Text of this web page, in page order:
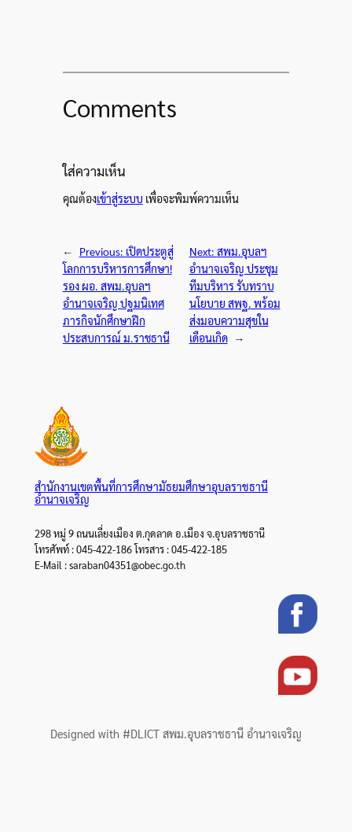
Comments
ใส่ความเห็น
คุณต้องเข้าสู่ระบบ เพื่อจะพิมพ์ความเห็น
← Previous: เปิดประตูสู่
โลกการบริหารการศึกษา!
รอง ผอ. สพม.อุบลฯ
อำนาจเจริญ ปฐมนิเทศ
ภารกิจนักศึกษาฝึก
ประสบการณ์ ม.ราชธานี
Next: สพม.อุบลฯ
อำนาจเจริญ ประชุม
ทีมบริหาร รับทราบ
นโยบาย สพฐ. พร้อม
ส่งมอบความสุขใน
เดือนเกิด →
สำนักงานเขตพื้นที่การศึกษามัธยมศึกษาอุบลราชธานี
อำนาจเจริญ
298 หมู่ 9 ถนนเลี่ยงเมือง ต.กุดลาด อ.เมือง จ.อุบลราชธานี
โทรศัพท์ : 045-422-186 โทรสาร : 045-422-185
E-Mail : saraban04351@obec.go.th
Designed with #DLICT สพม.อุบลราชธานี อำนาจเจริญ